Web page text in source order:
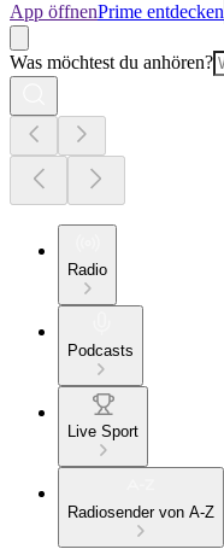
App öffnenPrime entdecken
Was möchtest du anhören?
Radio
Podcasts
Live Sport
Radiosender von A-Z